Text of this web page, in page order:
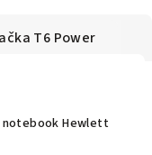
T6 Power
notebook Hewlett